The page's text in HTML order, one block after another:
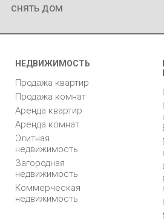
снять дом
НЕДВИЖИМОСТЬ
Продажа квартир
Продажа комнат
Аренда квартир
Аренда комнат
Элитная
недвижимость
Загородная
недвижимость
Коммерческая
недвижимость